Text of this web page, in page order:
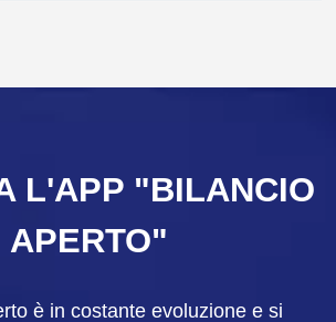
L'APP "BILANCIO
APERTO"
è in costante evoluzione e si